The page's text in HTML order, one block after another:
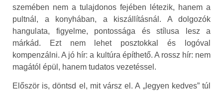
szemében nem a tulajdonos fejében létezik, hanem a
pultnál, a konyhában, a kiszállításnál. A dolgozók
hangulata, figyelme, pontossága és stílusa lesz a
márkád. Ezt nem lehet posztokkal és logóval
kompenzálni. A jó hír: a kultúra építhető. A rossz hír: nem
magától épül, hanem tudatos vezetéssel.
Először is, döntsd el, mit vársz el. A „legyen kedves” túl